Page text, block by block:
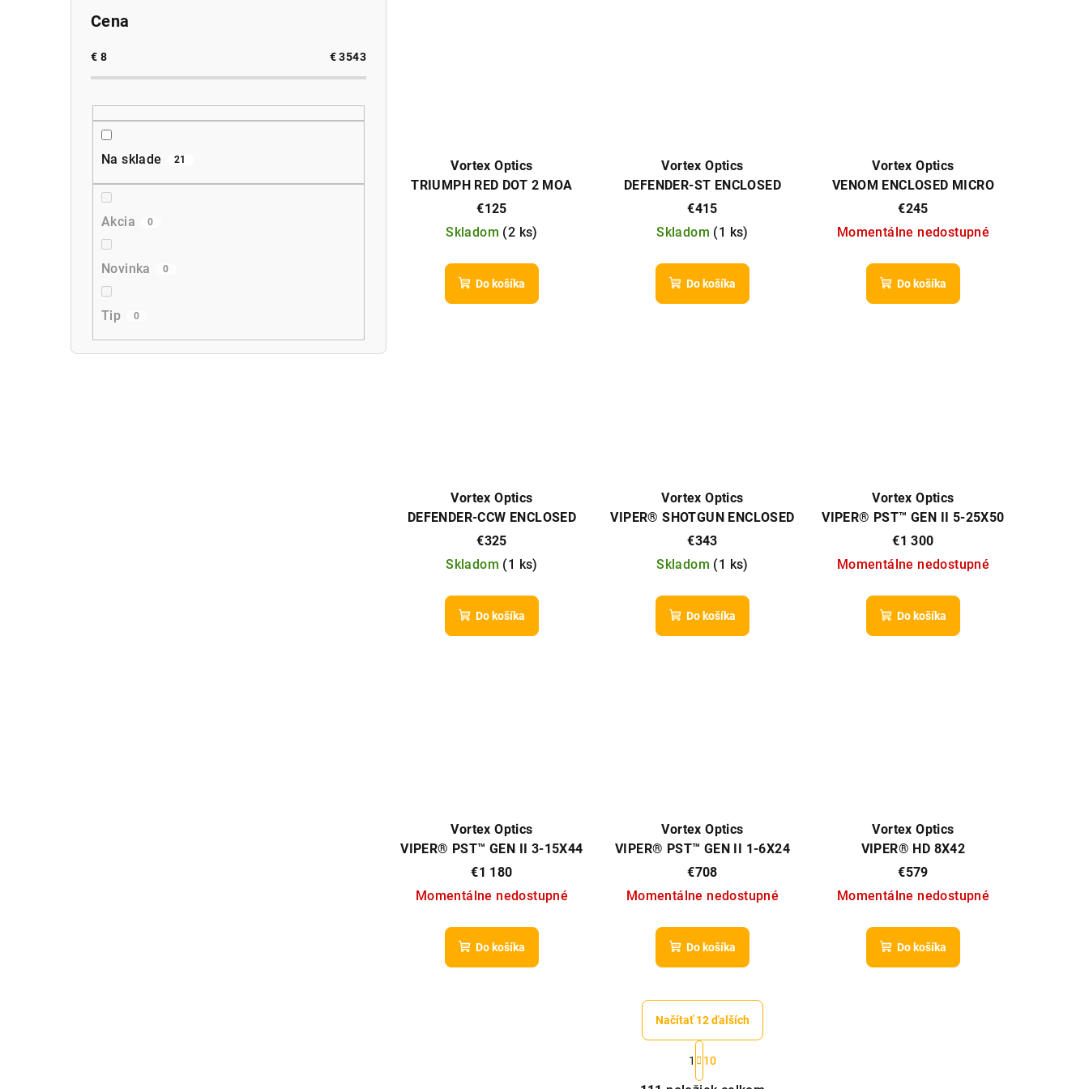
Cena
€ 8 €3543
Na sklade 21
Akcia 0
Novinka 0
Tip 0
TRIUMPH RED DOT 2 MOA
DOT
Vortex Optics
€125
Skladom (2 ks)
Do košíka
DEFENDER-ST ENCLOSED
SOLAR MICRO RED DOT
Vortex Optics
€415
Skladom (1 ks)
Do košíka
VENOM ENCLOSED MICRO
RED DOT
Vortex Optics
€245
Momentálne nedostupné
Do košíka
DEFENDER-CCW ENCLOSED
SOLAR MICRO RED DOT
Vortex Optics
€325
Skladom (1 ks)
Do košíka
VIPER® SHOTGUN ENCLOSED
MICRO RED DOT 3 MOA
Vortex Optics
€343
Skladom (1 ks)
Do košíka
VIPER® PST™ GEN II 5-25X50
FFP EBR-7C (MRAD)
ILLUMINATED
Vortex Optics
€1 300
Momentálne nedostupné
Do košíka
VIPER® PST™ GEN II 3-15X44
FFP EBR-7C (MRAD)
Vortex Optics
€1 180
Momentálne nedostupné
Do košíka
VIPER® PST™ GEN II 1-6X24
SFP VMR-2 (MRAD)
Vortex Optics
€708
Momentálne nedostupné
Do košíka
VIPER® HD 8X42
Vortex Optics
€579
Momentálne nedostupné
Do košíka
O
Načítať 12 ďalších
S
t
1 10